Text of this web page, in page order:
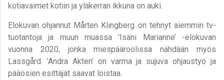
kotiavaimet kotiin ja yläkerran ikkuna on auki.
Elokuvan ohjannut Mårten Klingberg on tehnyt aiemmin tv-
tuotantoja ja muun muassa ’Isäni Marianne’ -elokuvan
vuonna 2020, jonka miespääroolissa nähdään myös
Lassgård. ’Andra Akten’ on varma ja sujuva ohjaustyö ja
pääosien esittäjät saavat loistaa.